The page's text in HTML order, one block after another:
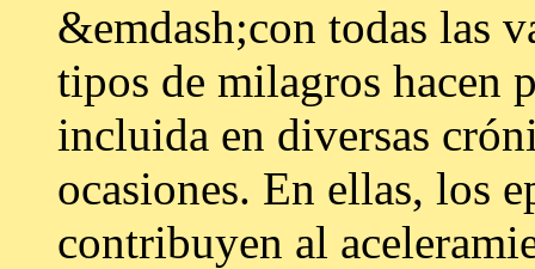
&emdash;con todas las
tipos de milagros hacen
incluida en diversas
ocasiones. En ellas, los
contribuyen al